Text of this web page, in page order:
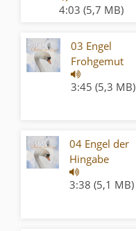
4:03 (5,7 MB)
03 Engel
Frohgemut
3:45 (5,3 MB)
04 Engel der
Hingabe
3:38 (5,1 MB)